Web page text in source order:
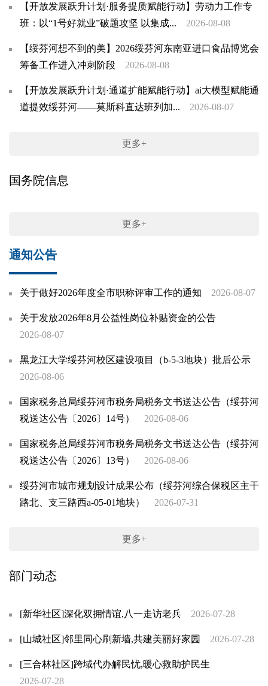
【开放发展跃升计划·服务提质赋能行动】劳动力工作专
班：以“1号好就业”破题攻坚 以集成...
2026-08-08
【绥芬河想不到的美】2026绥芬河东南亚进口食品博览会
筹备工作进入冲刺阶段
2026-08-08
【开放发展跃升计划·通道扩能赋能行动】ai大模型赋能通
道提效绥芬河——莫斯科直达班列加...
2026-08-07
更多+
国务院信息
更多+
通知公告
关于做好2026年度全市职称评审工作的通知 2026-08-07
关于发放2026年8月公益性岗位补贴资金的公告
2026-08-07
黑龙江大学绥芬河校区建设项目（b-5-3地块）批后公示
2026-08-06
国家税务总局绥芬河市税务局税务文书送达公告（绥芬河
税送达公告〔2026〕14号）
2026-08-06
国家税务总局绥芬河市税务局税务文书送达公告（绥芬河
税送达公告〔2026〕13号）
2026-08-06
绥芬河市城市规划设计成果公布（绥芬河综合保税区主干
路北、支三路西a-05-01地块）
2026-07-31
更多+
部门动态
[新华社区]深化双拥情谊,八一走访老兵 2026-07-28
[山城社区]邻里同心刷新墙,共建美丽好家园 2026-07-28
[三合林社区]跨域代办解民忧,暖心救助护民生
2026-07-28